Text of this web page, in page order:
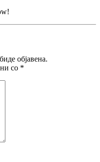
објавена.
со *